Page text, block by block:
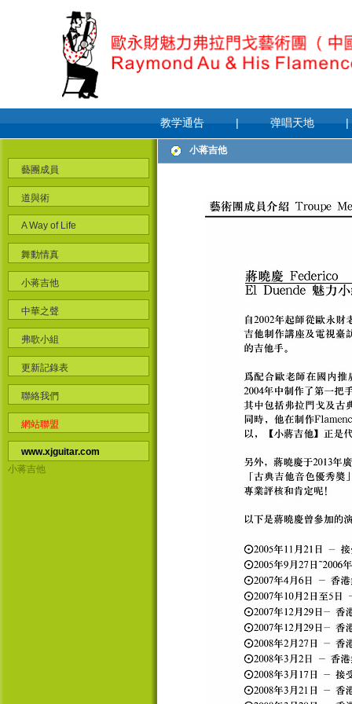
教学通告 | 弹唱天地 |
藝團成員
道與術
A Way of Life
舞動情真
小蒋吉他
中華之聲
弗歌小組
更新記錄表
聯絡我們
網站聯盟
www.xjguitar.com
小蒋吉他
小蒋吉他